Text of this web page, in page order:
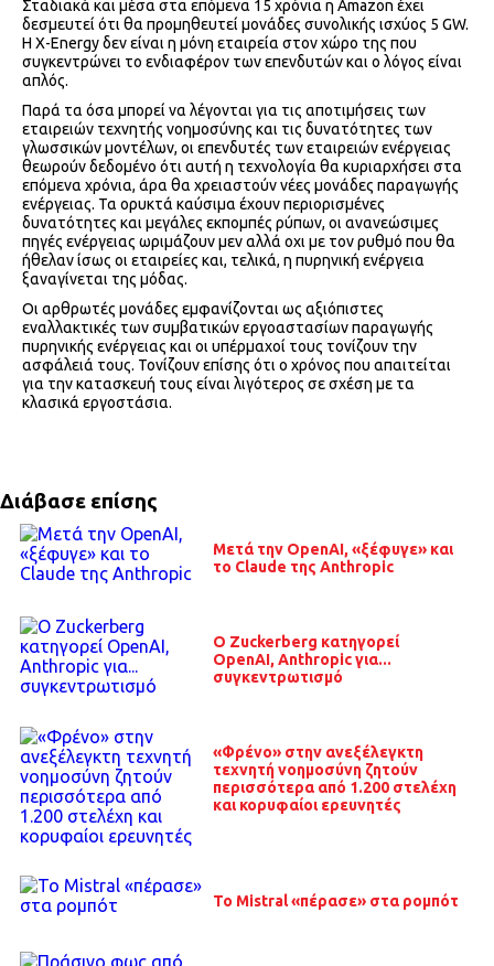
Σταδιακά και μέσα στα επόμενα 15 χρόνια η Amazon έχει
δεσμευτεί ότι θα προμηθευτεί μονάδες συνολικής ισχύος 5 GW.
Η X-Energy δεν είναι η μόνη εταιρεία στον χώρο της που
συγκεντρώνει το ενδιαφέρον των επενδυτών και ο λόγος είναι
απλός.
Παρά τα όσα μπορεί να λέγονται για τις αποτιμήσεις των
εταιρειών τεχνητής νοημοσύνης και τις δυνατότητες των
γλωσσικών μοντέλων, οι επενδυτές των εταιρειών ενέργειας
θεωρούν δεδομένο ότι αυτή η τεχνολογία θα κυριαρχήσει στα
επόμενα χρόνια, άρα θα χρειαστούν νέες μονάδες παραγωγής
ενέργειας. Τα ορυκτά καύσιμα έχουν περιορισμένες
δυνατότητες και μεγάλες εκπομπές ρύπων, οι ανανεώσιμες
πηγές ενέργειας ωριμάζουν μεν αλλά οχι με τον ρυθμό που θα
ήθελαν ίσως οι εταιρείες και, τελικά, η πυρηνική ενέργεια
ξαναγίνεται της μόδας.
Οι αρθρωτές μονάδες εμφανίζονται ως αξιόπιστες
εναλλακτικές των συμβατικών εργοαστασίων παραγωγής
πυρηνικής ενέργειας και οι υπέρμαχοί τους τονίζουν την
ασφάλειά τους. Τονίζουν επίσης ότι ο χρόνος που απαιτείται
για την κατασκευή τους είναι λιγότερος σε σχέση με τα
κλασικά εργοστάσια.
Διάβασε επίσης
Μετά την OpenAI, «ξέφυγε» και
το Claude της Anthropic
O Zuckerberg κατηγορεί
OpenAI, Anthropic για...
συγκεντρωτισμό
«Φρένο» στην ανεξέλεγκτη
τεχνητή νοημοσύνη ζητούν
περισσότερα από 1.200 στελέχη
και κορυφαίοι ερευνητές
Το Mistral «πέρασε» στα ρομπότ